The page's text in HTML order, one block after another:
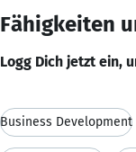
Fähigkeiten
Logg Dich jetzt ein,
Business Development